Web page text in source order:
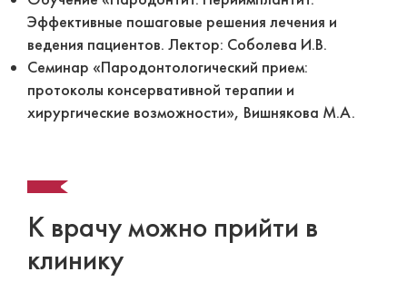
Эффективные пошаговые решения лечения и
ведения пациентов. Лектор: Соболева И.В.
Семинар «Пародонтологический прием:
протоколы консервативной терапии и
хирургические возможности», Вишнякова М.А.
К врачу можно прийти в
клинику